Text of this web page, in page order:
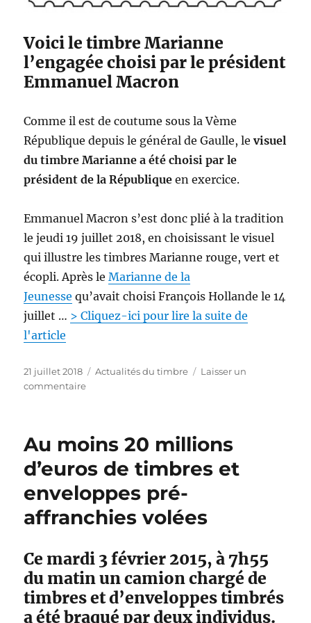
m
n
t
l
e
r
e
e
n
1
a
g
e
L
P
o
s
Voici le timbre Marianne
l’engagée choisi par le président
Emmanuel Macron
Comme il est de coutume sous la Vème
République depuis le général de Gaulle, levisuel
du timbre Marianne a été choisi par le
président de la République en exercice.
Emmanuel Macron s’est donc plié à la tradition
le jeudi 19 juillet 2018, en choisissant le visuel
qui illustre les timbres Marianne rouge, vert et
écopli. Après leMarianne de la
Jeunesse qu’avait choisi François Hollande le 14
juillet … > Cliquez-ici pour lire la suite de
l'article
P
u
é
e
21 juillet 2018
C
o
i
e
s
Actualités du timbre
Laisser un
commentaires
i
b
r
e
M
i
a
n
e
Au moins 20 millions
d’euros de timbres et
enveloppes pré-
affranchies volées
Ce mardi 3 février 2015, à 7h55
du matin un camion chargé de
timbres et d’enveloppes timbrés
a été braqué par deux individus.